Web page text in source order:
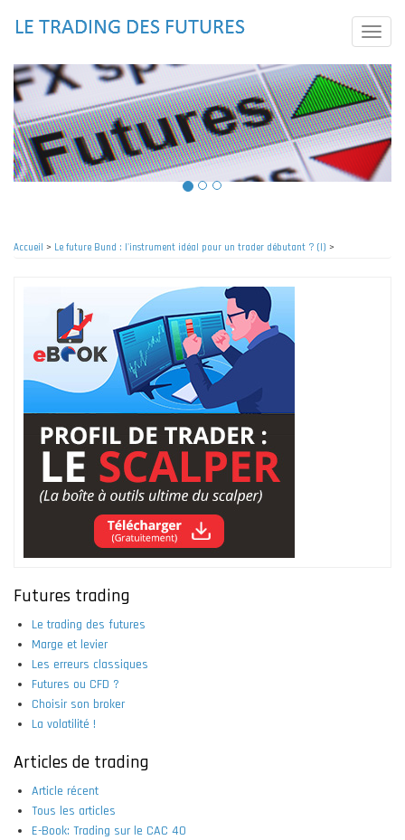
principal
Toggle
Accueil > Le future Bund : l'instrument idéal pour un trader débutant ? (I) >
Futures trading
Le trading des futures
Marge et levier
Les erreurs classiques
Futures ou CFD ?
Choisir son broker
La volatilité !
Articles de trading
Article récent
Tous les articles
E-Book: Trading sur le CAC 40